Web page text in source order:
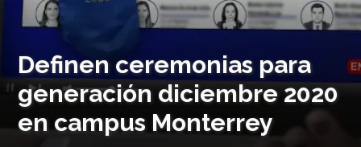
Definen ceremonias para
generación diciembre 2020
en campus Monterrey